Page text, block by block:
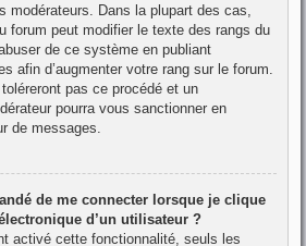
modérateurs. Dans la plupart des cas,
forum peut modifier le texte des rangs du
de ce système en publiant
afin d’augmenter votre rang sur le forum.
pas ce procédé et un
pourra vous sanctionner en
de messages.
de me connecter lorsque je clique
d’un utilisateur ?
activé cette fonctionnalité, seuls les